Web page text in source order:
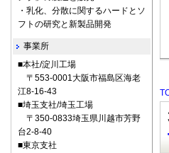
・乳化、分散に関するハードとソ
フトの研究と新製品開発
事業所
■本社/淀川工場
〒553-0001大阪市福島区海老
江8-16-43
■埼玉支社/埼玉工場
〒350-0833埼玉県川越市芳野
台2-8-40
■東京支社